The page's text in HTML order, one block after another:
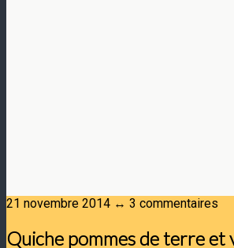
21 novembre 2014 ↔ 3 commentaires
Quiche pommes de terre et